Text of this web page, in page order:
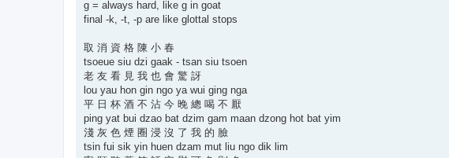
g = always hard, like g in goat
final -k, -t, -p are like glottal stops
取 消 資 格 陳 小 春
tsoeue siu dzi gaak - tsan siu tsoen
老 友 看 見 我 也 會 驚 訝
lou yau hon gin ngo ya wui ging nga
平 日 杯 酒 不 沾 今 晚 總 喝 不 厭
ping yat bui dzao bat dzim gam maan dzong hot bat yim
淺 灰 色 煙 圈 浸 沒 了 我 的 臉
tsin fui sik yin huen dzam mut liu ngo dik lim